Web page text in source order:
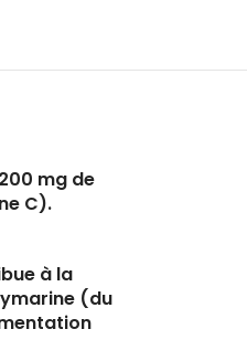
mg de
C).
à la
(du